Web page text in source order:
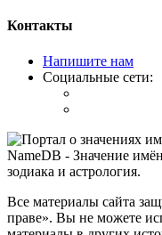
Контакты
Напишите нам
Социальные сети:
NameDB - Значение
зодиака и астрология.
Все материалы сайта
праве». Вы не можете